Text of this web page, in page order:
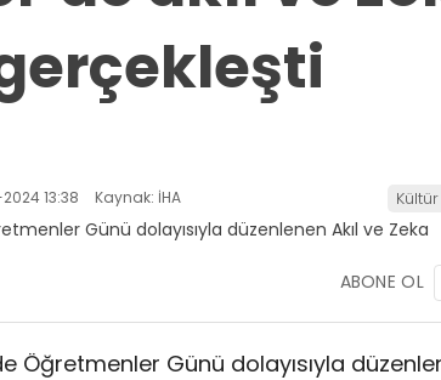
13:38 Kaynak: İHA
ABONE OL
Öğretmenler Günü dolayısıyla